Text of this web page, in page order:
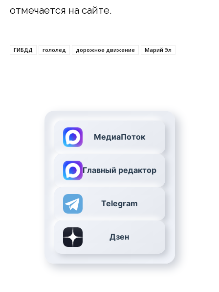
отмечается на сайте.
ГИБДД гололед дорожное движение Марий Эл
МедиаПоток
Главный редактор
Telegram
Дзен